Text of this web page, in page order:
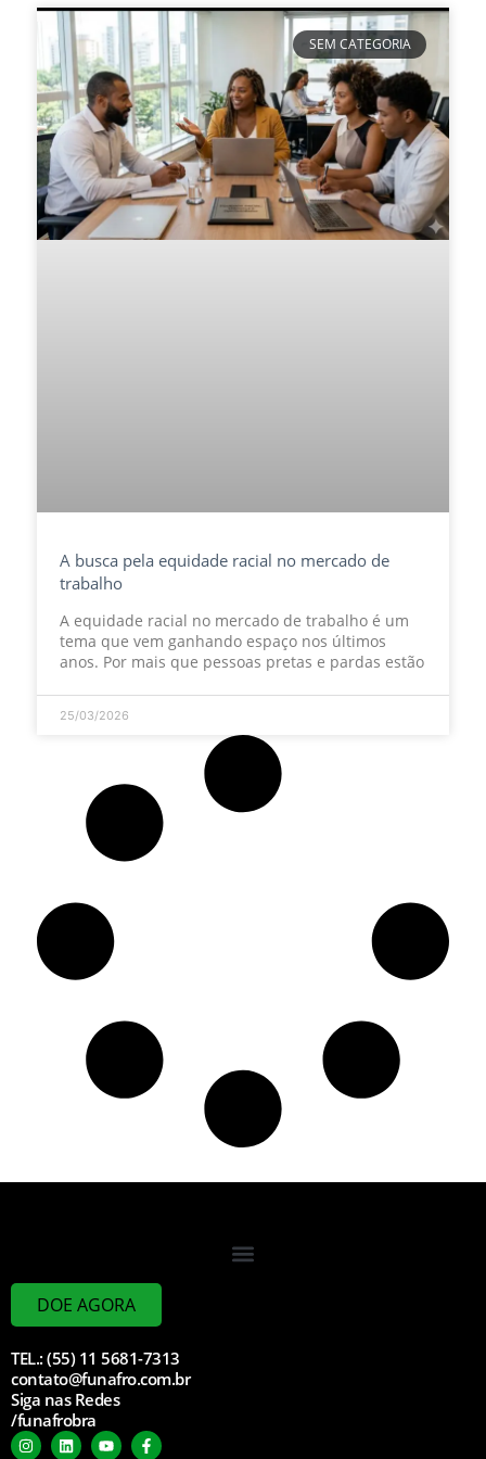
SEM CATEGORIA
A busca pela equidade racial no mercado de
trabalho
A equidade racial no mercado de trabalho é um
tema que vem ganhando espaço nos últimos
anos. Por mais que pessoas pretas e pardas estão
25/03/2026
DOE AGORA
TEL.: (55) 11 5681-7313
contato@funafro.com.br
Siga nas Redes
/funafrobra
I
n
L
i
Y
o
F
a